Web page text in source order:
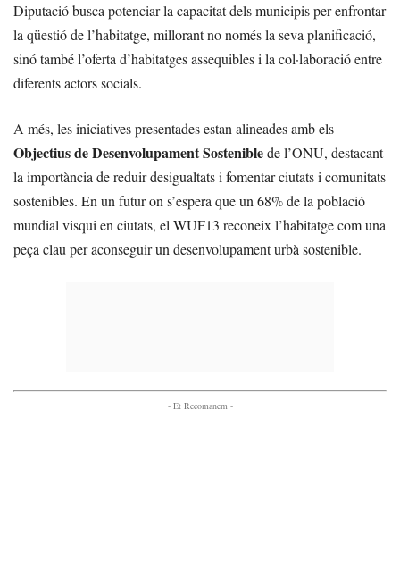
Diputació busca potenciar la capacitat dels municipis per enfrontar
la qüestió de l’habitatge, millorant no només la seva planificació,
sinó també l’oferta d’habitatges assequibles i la col·laboració entre
diferents actors socials.
A més, les iniciatives presentades estan alineades amb els
Objectius de Desenvolupament Sosteniblede l’ONU, destacant
la importància de reduir desigualtats i fomentar ciutats i comunitats
sostenibles. En un futur on s’espera que un 68% de la població
mundial visqui en ciutats, el WUF13 reconeix l’habitatge com una
peça clau per aconseguir un desenvolupament urbà sostenible.
- Et Recomanem -